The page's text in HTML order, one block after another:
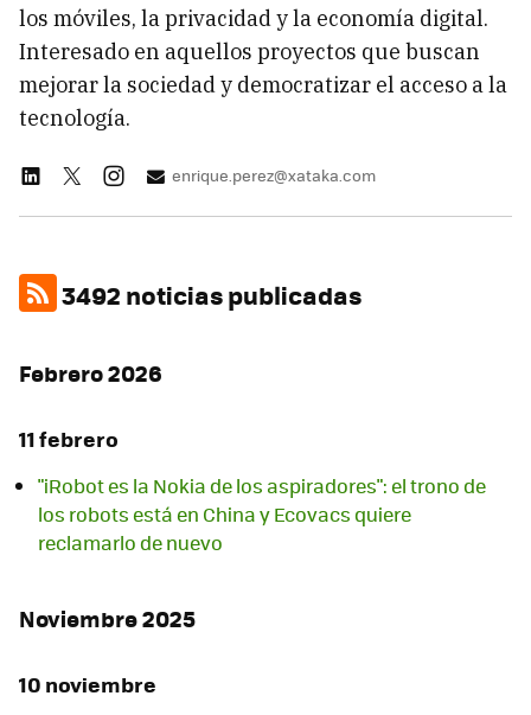
los móviles, la privacidad y la economía digital.
Interesado en aquellos proyectos que buscan
mejorar la sociedad y democratizar el acceso a la
tecnología.
enrique.perez@xataka.com
3492 noticias publicadas
Febrero 2026
11 febrero
"iRobot es la Nokia de los aspiradores": el trono de
los robots está en China y Ecovacs quiere
reclamarlo de nuevo
Noviembre 2025
10 noviembre